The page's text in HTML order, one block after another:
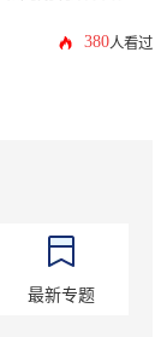
380人看过
最新专题